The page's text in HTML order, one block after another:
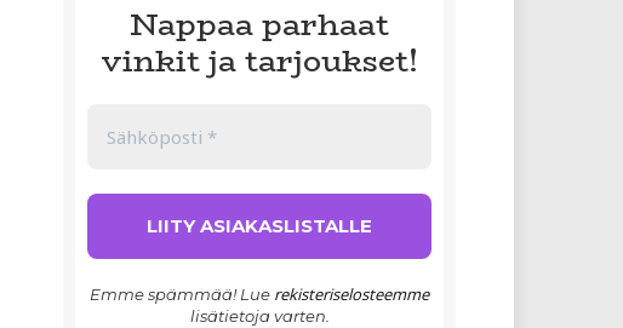
Nappaa parhaat
vinkit ja tarjoukset!
Emme spämmää! Lue rekisteriselosteemme
lisätietoja varten.